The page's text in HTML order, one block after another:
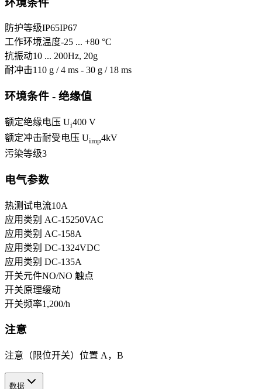
防护等级IP65IP67
工作环境温度-25 ... +80 °C
抗振动10 ... 200Hz, 20g
耐冲击110 g / 4 ms - 30 g / 18 ms
环境条件 - 绝缘值
额定绝缘电压 Ui400 V
额定冲击耐受电压 Uimp4kV
污染等级3
电气参数
热测试电流10A
应用类别 AC-15250VAC
应用类别 AC-158A
应用类别 DC-1324VDC
应用类别 DC-135A
开关元件NO/NO 触点
开关原理缓动
开关频率1,200/h
注意
注意（限位开关） 位置 A，B
数据